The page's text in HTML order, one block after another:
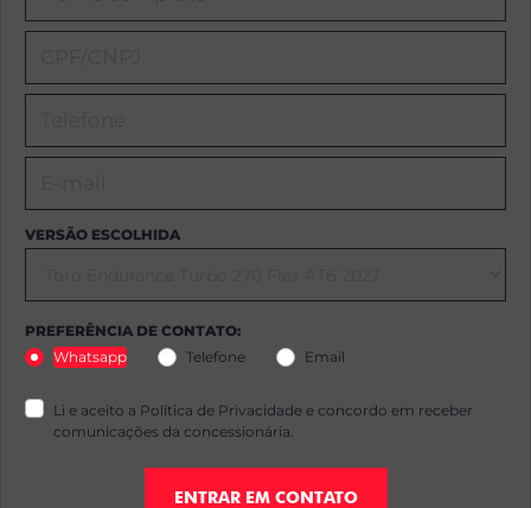
VERSÃO ESCOLHIDA
PREFERÊNCIA DE CONTATO:
Whatsapp
Telefone Email
Li e aceito a Política de Privacidade e concordo em receber
comunicações da concessionária.
ENTRAR EM CONTATO